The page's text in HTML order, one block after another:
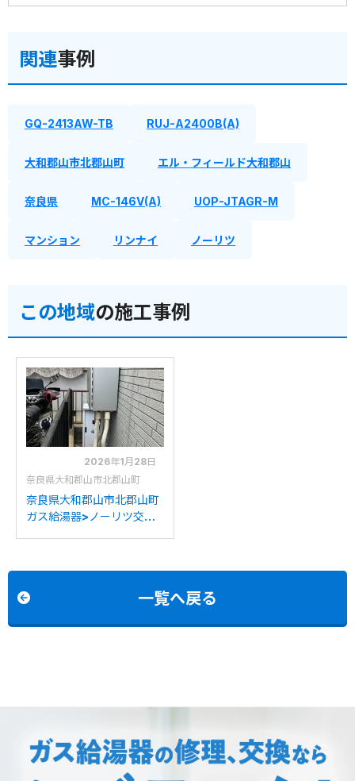
関連事例
GQ-2413AW-TB RUJ-A2400B(A)
大和郡山市北郡山町 エル・フィールド大和郡山
奈良県 MC-146V(A) UOP-JTAGR-M
マンション リンナイ ノーリツ
この地域の施工事例
2026年1月28日
奈良県大和郡山市北郡山町
奈良県大和郡山市北郡山町
ガス給湯器>ノーリツ交換
一覧へ戻る